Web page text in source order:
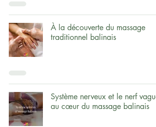
À la découverte du massage
traditionnel balinais
Système nerveux et le nerf vague
au cœur du massage balinais